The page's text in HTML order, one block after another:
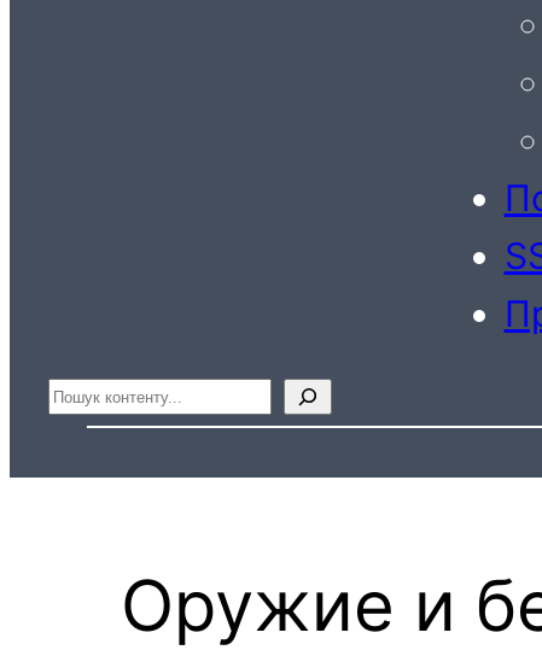
Пошук
Оружие и